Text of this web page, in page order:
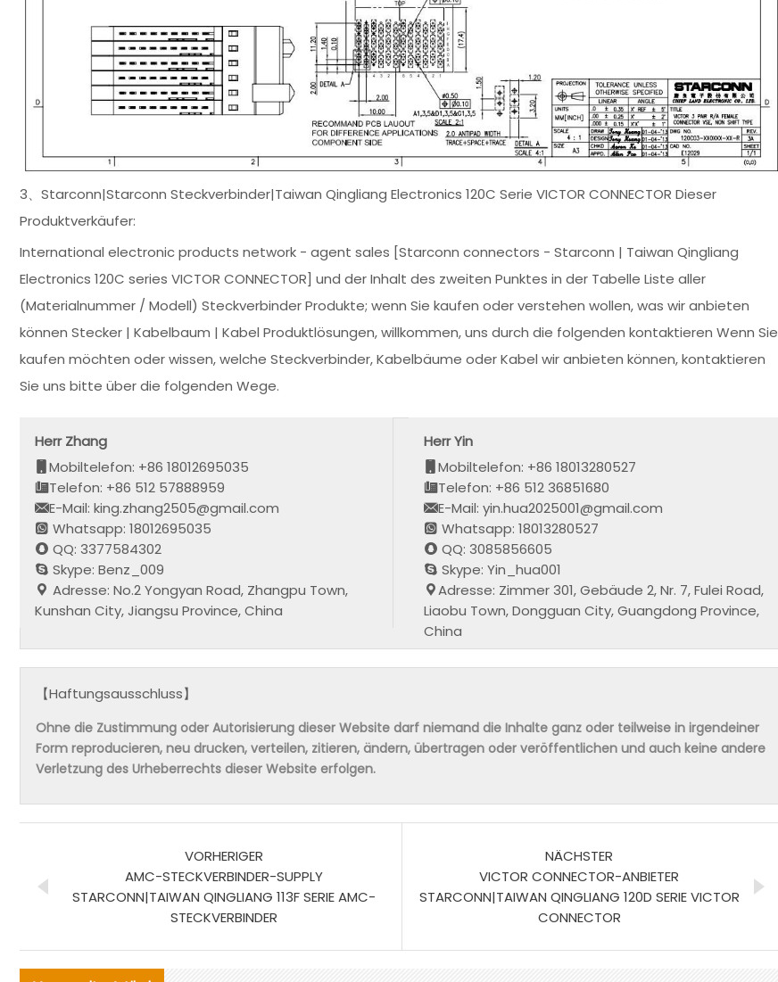
3、Starconn|Starconn Steckverbinder|Taiwan Qingliang Electronics 120C Serie VICTOR CONNECTOR Dieser
Produktverkäufer:
International electronic products network - agent sales [Starconn connectors - Starconn | Taiwan Qingliang
Electronics 120C series VICTOR CONNECTOR] und der Inhalt des zweiten Punktes in der Tabelle Liste aller
(Materialnummer / Modell) Steckverbinder Produkte; wenn Sie kaufen oder verstehen wollen, was wir anbieten
können Stecker | Kabelbaum | Kabel Produktlösungen, willkommen, uns durch die folgenden kontaktieren Wenn Sie
kaufen möchten oder wissen, welche Steckverbinder, Kabelbäume oder Kabel wir anbieten können, kontaktieren
Sie uns bitte über die folgenden Wege.
Herr Zhang
Mobiltelefon: +86 18012695035
Telefon: +86 512 57888959
E-Mail: king.zhang2505@gmail.com
Whatsapp: 18012695035
QQ: 3377584302
Skype: Benz_009
Adresse: No.2 Yongyan Road, Zhangpu Town,
Kunshan City, Jiangsu Province, China
Herr Yin
Mobiltelefon: +86 18013280527
Telefon: +86 512 36851680
E-Mail: yin.hua2025001@gmail.com
Whatsapp: 18013280527
QQ: 3085856605
Skype: Yin_hua001
Adresse: Zimmer 301, Gebäude 2, Nr. 7, Fulei Road,
Liaobu Town, Dongguan City, Guangdong Province,
China
【Haftungsausschluss】
Ohne die Zustimmung oder Autorisierung dieser Website darf niemand die Inhalte ganz oder teilweise in irgendeiner
Form reproducieren, neu drucken, verteilen, zitieren, ändern, übertragen oder veröffentlichen und auch keine andere
Verletzung des Urheberrechts dieser Website erfolgen.
VORHERIGER
AMC-STECKVERBINDER-SUPPLY
STARCONN|TAIWAN QINGLIANG 113F SERIE AMC-
STECKVERBINDER
NÄCHSTER
VICTOR CONNECTOR-ANBIETER
STARCONN|TAIWAN QINGLIANG 120D SERIE VICTOR
CONNECTOR